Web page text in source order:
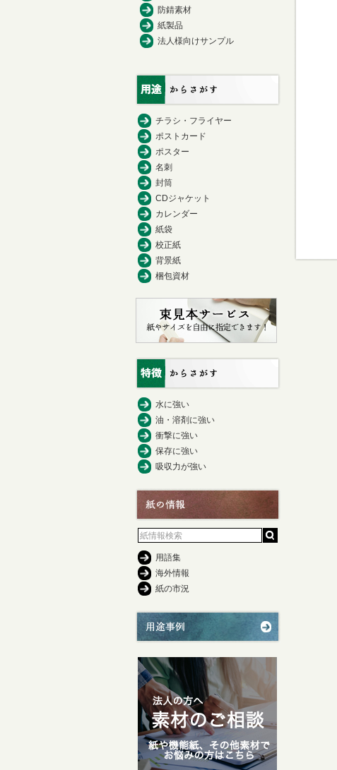
防錆素材
紙製品
法人様向けサンプル
チラシ・フライヤー
ポストカード
ポスター
名刺
封筒
CDジャケット
カレンダー
紙袋
校正紙
背景紙
梱包資材
水に強い
油・溶剤に強い
衝撃に強い
保存に強い
吸収力が強い
用語集
海外情報
紙の市況